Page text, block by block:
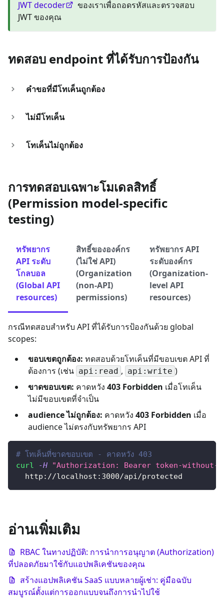
JWT decoder
ของเราเพื่อถอดรหัสและตรวจสอบ
JWT ของคุณ
ทดสอบ endpoint ที่ได้รับการป้องกัน
คำขอที่มีโทเค็นถูกต้อง
ไม่มีโทเค็น
โทเค็นไม่ถูกต้อง
การทดสอบเฉพาะโมเดลสิทธิ์
(Permission model-specific
testing)
ทรัพยากร
API ระดับ
โกลบอล
(Global API
resources)
สิทธิ์ขององค์กร
(ไม่ใช่ API)
(Organization
(non-API)
permissions)
ทรัพยากร API
ระดับองค์กร
(Organization-
level API
resources)
กรณีทดสอบสำหรับ API ที่ได้รับการป้องกันด้วย global
scopes:
ขอบเขตถูกต้อง: ทดสอบด้วยโทเค็นที่มีขอบเขต API ที่
ต้องการ (เช่น api:read , api:write )
ขาดขอบเขต: คาดหวัง 403 Forbidden เมื่อโทเค็น
ไม่มีขอบเขตที่จำเป็น
audience ไม่ถูกต้อง: คาดหวัง 403 Forbidden เมื่อ
audience ไม่ตรงกับทรัพยากร API
# โทเค็นที่ขาดขอบเขต - คาดหวัง 403
curl
-H
"Authorization: Bearer token-without-
  http://localhost:3000/api/protected
อ่านเพิ่มเติม
RBAC ในทางปฏิบัติ: การนำการอนุญาต (Authorization)
ที่ปลอดภัยมาใช้กับแอปพลิเคชันของคุณ
สร้างแอปพลิเคชัน SaaS แบบหลายผู้เช่า: คู่มือฉบับ
สมบูรณ์ตั้งแต่การออกแบบจนถึงการนำไปใช้